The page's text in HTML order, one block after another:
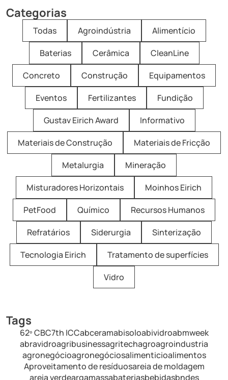
Categorias
Todas Agroindústria
Alimentício
Baterias
Cerâmica
CleanLine
Concreto
Construção
Equipamentos
Eventos
Fertilizantes
Fundição
Gustav Eirich Award
Informativo
Materiais de Construção
Materiais de Fricção
Metalurgia
Mineração
Misturadores Horizontais
Moinhos Eirich
PetFood
Químico
Recursos Humanos
Refratários
Siderurgia
Sinterização
Tecnologia Eirich
Tratamento de superfícies
Vidro
Tags
62º CBC7th ICCabceramabisoloabividroabmweek
abravidroagribusinessagritechagroagroindustria
agronegócioagronegóciosalimenticioalimentos
Aproveitamento de resíduosareia de moldagem
areia verdeargamassabateriasbebidasbndes